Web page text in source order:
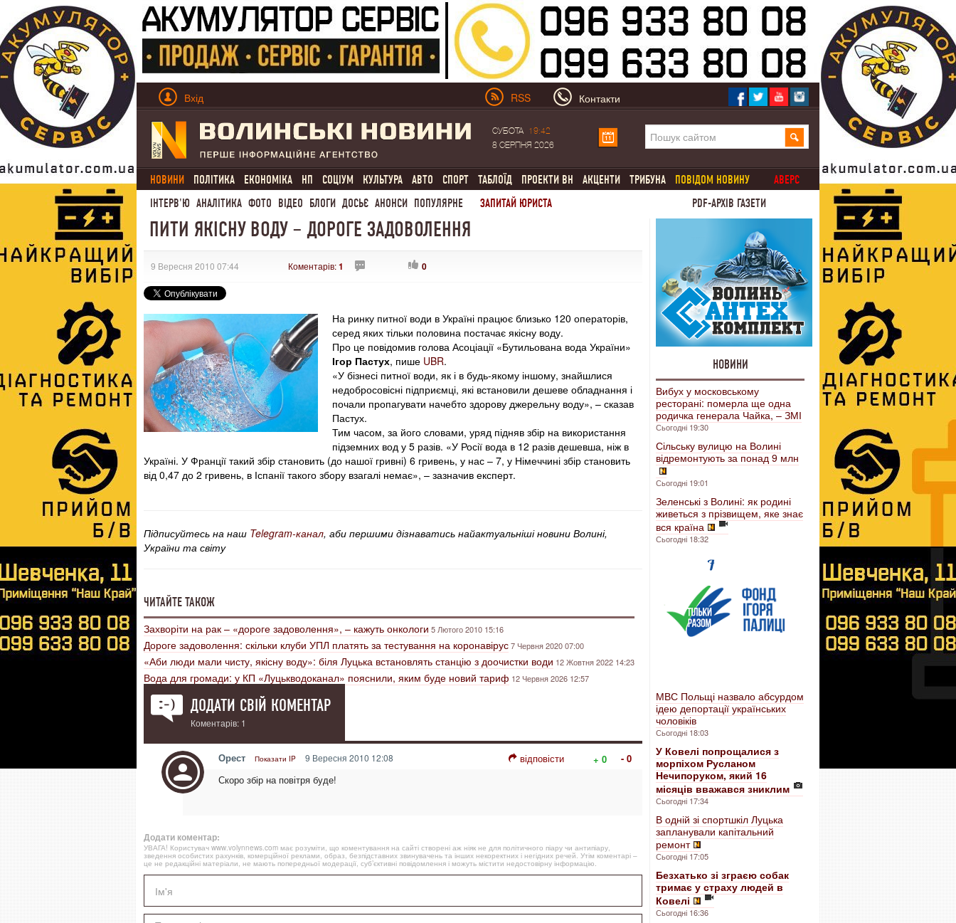
Вхід RSS Контакти
СУБОТА
19:42
8 СЕРПНЯ 2026
НОВИНИ ПОЛІТИКА ЕКОНОМІКА НП СОЦІУМ КУЛЬТУРА АВТО СПОРТ ТАБЛОЇД ПРОЕКТИ ВН АКЦЕНТИ ТРИБУНА ПОВІДОМ НОВИНУ
АВЕРС
ІНТЕРВ'Ю АНАЛІТИКА ФОТО ВІДЕО БЛОГИ ДОСЬЄ АНОНСИ ПОПУЛЯРНЕ ЗАПИТАЙ ЮРИСТА PDF-АРХІВ ГАЗЕТИ
ПИТИ ЯКІСНУ ВОДУ – ДОРОГЕ ЗАДОВОЛЕННЯ
9 Вересня 2010 07:44 Коментарів:1 0
На ринку питної води в Україні працює близько 120 операторів,
серед яких тільки половина постачає якісну воду.
Про це повідомив голова Асоціації «Бутильована вода України»
Ігор Пастух, пише UBR.
«У бізнесі питної води, як і в будь-якому іншому, знайшлися
недобросовісні підприємці, які встановили дешеве обладнання і
почали пропагувати начебто здорову джерельну воду», – сказав
Пастух.
Тим часом, за його словами, уряд підняв збір на використання
підземних вод у 5 разів. «У Росії вода в 12 разів дешевша, ніж в
Україні. У Франції такий збір становить (до нашої гривні) 6 гривень, у нас – 7, у Німеччині збір становить
від 0,47 до 2 гривень, в Іспанії такого збору взагалі немає», – зазначив експерт.
Підписуйтесь на наш Telegram-канал, аби першими дізнаватись найактуальніші новини Волині,
України та світу
ЧИТАЙТЕ ТАКОЖ
Захворіти на рак – «дороге задоволення», – кажуть онкологи 5 Лютого 2010 15:16
Дороге задоволення: скільки клуби УПЛ платять за тестування на коронавірус7 Червня 2020 07:00
«Аби люди мали чисту, якісну воду»: біля Луцька встановлять станцію з доочистки води 12 Жовтня 2022 14:23
Вода для громади: у КП «Луцькводоканал» пояснили, яким буде новий тариф 12 Червня 2026 12:57
ДОДАТИ СВІЙ КОМЕНТАР
Коментарів: 1
Орест Показати IP 9 Вересня 2010 12:08 відповісти + 0
- 0
Скоро збір на повітря буде!
Додати коментар:
УВАГА! Користувач www.volynnews.com має розуміти, що коментування на сайті створені аж ніяк не для політичного піару чи антипіару,
зведення особистих рахунків, комерційної реклами, образ, безпідставних звинувачень та інших некоректних і негідних речей. Утім коментарі –
це не редакційні матеріали, не мають попередньої модерації, суб’єктивні повідомлення і можуть містити недостовірну інформацію.
НОВИНИ
Вибух у московському
ресторані: померла ще одна
родичка генерала Чайка, – ЗМІ
Сьогодні 19:30
Сільську вулицю на Волині
відремонтують за понад 9 млн
Сьогодні 19:01
Зеленські з Волині: як родині
живеться з прізвищем, яке знає
вся країна
Сьогодні 18:32
МВС Польщі назвало абсурдом
ідею депортації українських
чоловіків
Сьогодні 18:03
У Ковелі попрощалися з
морпіхом Русланом
Нечипоруком, який 16
місяців вважався зниклим
Сьогодні 17:34
В одній зі спортшкіл Луцька
запланували капітальний
ремонт
Сьогодні 17:05
Безхатько зі зграєю собак
тримає у страху людей в
Ковелі
Сьогодні 16:36